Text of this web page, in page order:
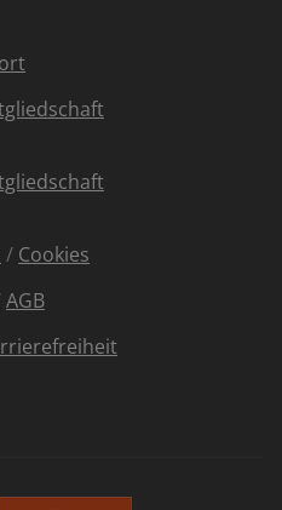
/ Cookies
AGB